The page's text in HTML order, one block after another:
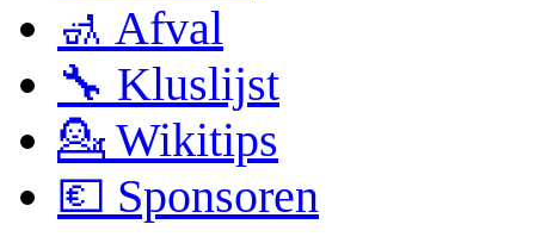
🚮 Afval
🔧 Kluslijst
💁 Wikitips
💶 Sponsoren